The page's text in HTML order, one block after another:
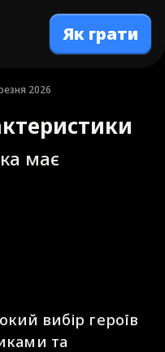
Як грати
2026
має
вибір героїв
та